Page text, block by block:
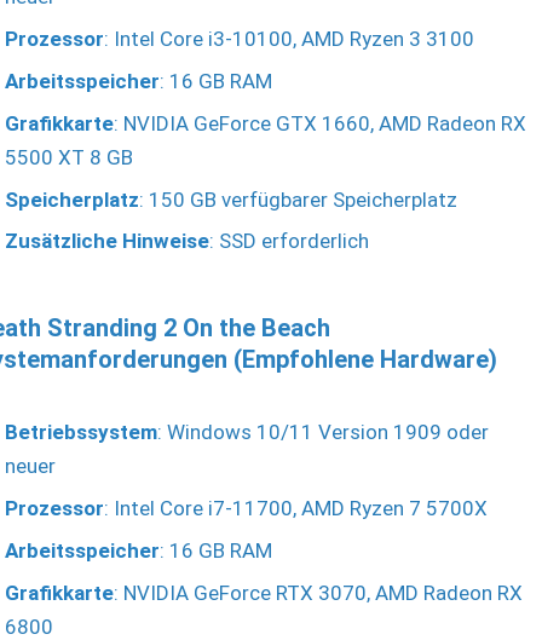
Prozessor: Intel Core i3-10100, AMD Ryzen 3 3100
Arbeitsspeicher: 16 GB RAM
Grafikkarte: NVIDIA GeForce GTX 1660, AMD Radeon RX
5500 XT 8 GB
Speicherplatz: 150 GB verfügbarer Speicherplatz
Zusätzliche Hinweise: SSD erforderlich
Stranding 2 On the Beach
(Empfohlene Hardware)
Betriebssystem: Windows 10/11 Version 1909 oder
neuer
Prozessor: Intel Core i7-11700, AMD Ryzen 7 5700X
Arbeitsspeicher: 16 GB RAM
Grafikkarte: NVIDIA GeForce RTX 3070, AMD Radeon RX
6800